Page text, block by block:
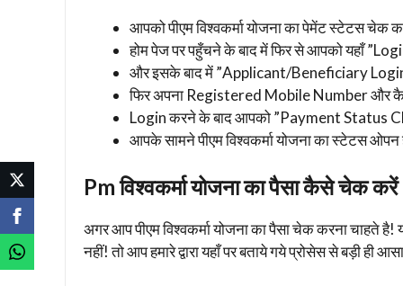
आपको पीएम विश्वकर्मा योजना का पेमेंट स्टेटस
होम पेज पर पहुँचने के बाद में फिर से आपको यहाँ
और इसके बाद में ”Applicant/Beneficiary
फिर अपना Registered Mobile Number और
Login करने के बाद आपको ”Payment Status
आपके सामने पीएम विश्वकर्मा योजना का स्टेटस
Pm विश्वकर्मा योजना का पैसा कैसे चेक करें
अगर आप पीएम विश्वकर्मा योजना का पैसा चेक करना चाहते है!
नहीं! तो आप हमारे द्वारा यहाँ पर बताये गये प्रोसेस से बड़ी ही